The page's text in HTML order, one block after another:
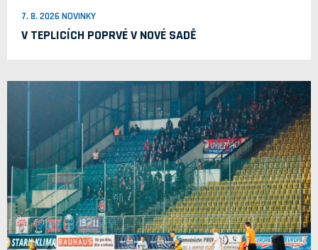
7. 8. 2026 NOVINKY
V TEPLICÍCH POPRVÉ V NOVÉ SADĚ